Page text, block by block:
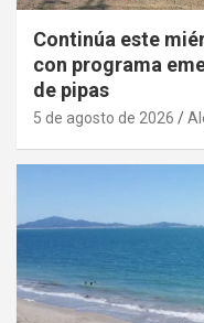
Continúa este
con programa
de pipas
5 de agosto de 2026